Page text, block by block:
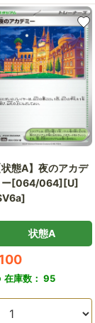
状態A】夜のアカデ
ー[064/064][U]
状態A
在庫数： 95